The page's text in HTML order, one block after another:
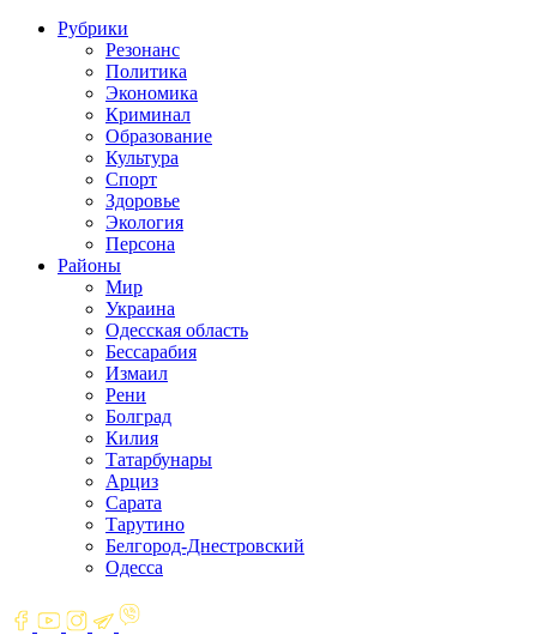
Рубрики
Резонанс
Политика
Экономика
Криминал
Образование
Культура
Спорт
Здоровье
Экология
Персона
Районы
Мир
Украина
Одесская область
Бессарабия
Измаил
Рени
Болград
Килия
Татарбунары
Арциз
Сарата
Тарутино
Белгород-Днестровский
Одесса